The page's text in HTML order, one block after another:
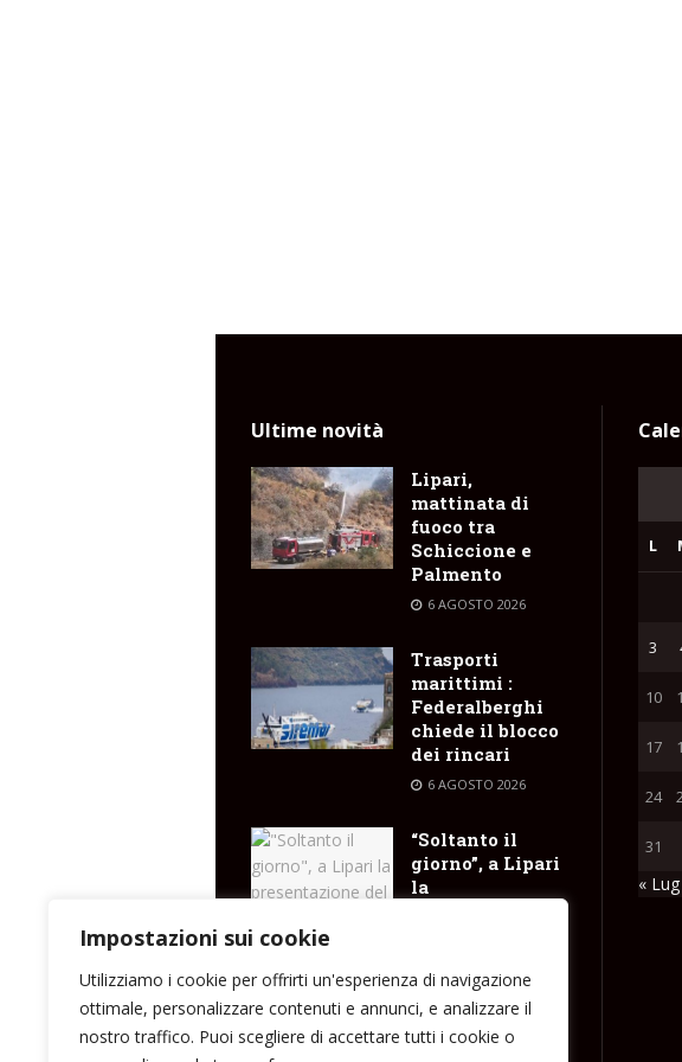
Impostazioni sui cookie
Utilizziamo i cookie per offrirti un'esperienza di navigazione
ottimale, personalizzare contenuti e annunci, e analizzare il
nostro traffico. Puoi scegliere di accettare tutti i cookie o
Ultime novità
Lipari,
mattinata di
fuoco tra
Schiccione e
Palmento
6 AGOSTO 2026
Trasporti
marittimi :
Federalberghi
chiede il blocco
dei rincari
6 AGOSTO 2026
“Soltanto il
giorno”, a Lipari
la
6 AGOSTO 2026
L
3
10
17
24
31
« Lug